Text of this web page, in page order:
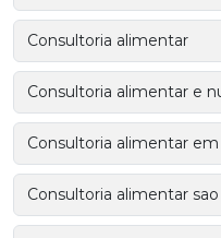
Consultoria alimentar
Consultoria alimentar e
Consultoria alimentar
Consultoria alimentar